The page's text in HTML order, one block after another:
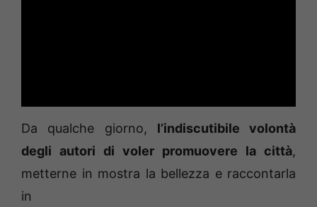
Da qualche giorno, l’indiscutibile volontà
degli autori di voler promuovere la città,
metterne in mostra la bellezza e raccontarla
in